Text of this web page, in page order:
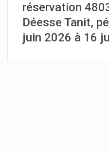
réservation
Déesse Tanit,
juin 2026 à 16